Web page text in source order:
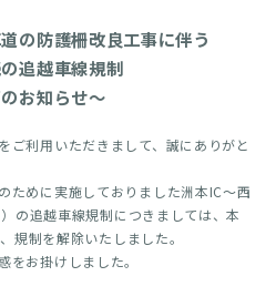
の防護柵改良工事に伴う
追越車線規制
お知らせ～
ご利用いただきまして、誠にありがと
ために実施しておりました洲本IC～西
の追越車線規制につきましては、本
規制を解除いたしました。
をお掛けしました。